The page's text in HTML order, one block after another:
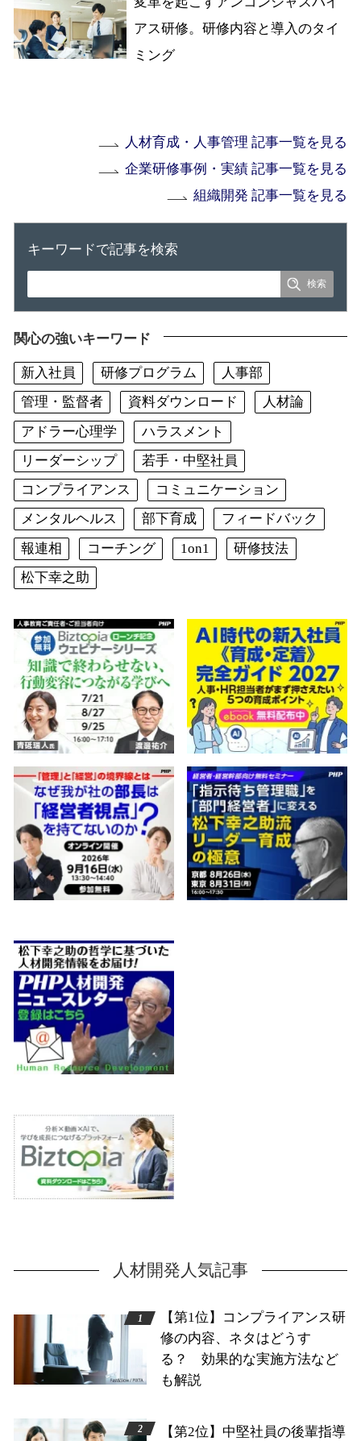
アス研修。研修内容と導入のタイ
ミング
人材育成・人事管理 記事一覧を見る
企業研修事例・実績 記事一覧を見る
組織開発 記事一覧を見る
キーワードで記事を検索
関心の強いキーワード
新入社員 研修プログラム
人事部
管理・監督者
資料ダウンロード
人材論
アドラー心理学
ハラスメント
リーダーシップ
若手・中堅社員
コンプライアンス
コミュニケーション
メンタルヘルス
部下育成
フィードバック
報連相
コーチング 1on1
研修技法
松下幸之助
人材開発人気記事
【第1位】コンプライアンス研
修の内容、ネタはどうす
る？ 効果的な実施方法など
も解説
【第2位】中堅社員の後輩指導